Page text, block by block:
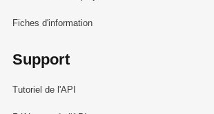
Fiches d'information
Support
Tutoriel de l'API